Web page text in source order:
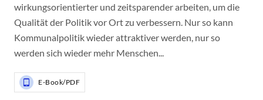
wirkungsorientierter und zeitsparender arbeiten, um die
Qualität der Politik vor Ort zu verbessern. Nur so kann
Kommunalpolitik wieder attraktiver werden, nur so
werden sich wieder mehr Menschen...
E-Book/PDF